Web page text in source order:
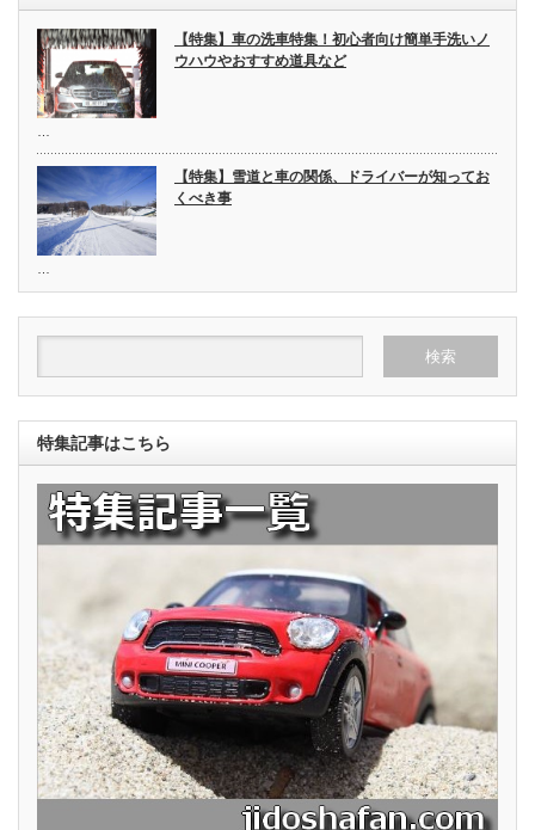
【特集】車の洗車特集！初心者向け簡単手洗いノ
ウハウやおすすめ道具など
【特集】雪道と車の関係、ドライバーが知ってお
くべき事
特集記事はこちら